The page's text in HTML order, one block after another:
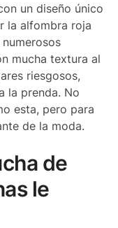
un diseño único
la alfombra roja
mucha textura al
riesgosos,
la prenda. No
esta, pero para
de la moda.
de
le